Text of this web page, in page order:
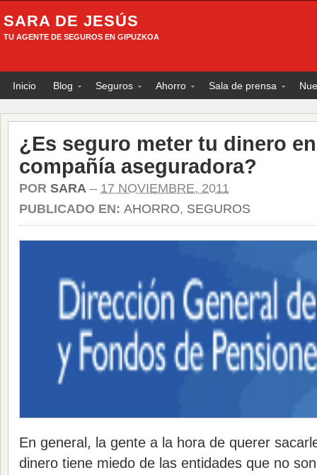
SARA DE JESÚS
TU AGENTE DE SEGUROS EN GIPUZKOA
Inicio Blog Seguros Ahorro Sala de prensa
¿Es seguro meter tu dinero
compañía aseguradora?
POR SARA – 17 NOVIEMBRE, 2011
PUBLICADO EN: AHORRO, SEGUROS
En general, la gente a la hora de querer
dinero tiene miedo de las entidades que no